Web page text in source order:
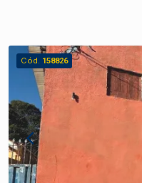
Cód. 158826